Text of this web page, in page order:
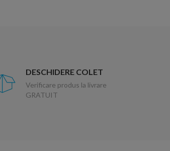
DESCHIDERE COLET
Verificare produs la livrare
GRATUIT